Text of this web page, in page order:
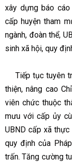
xây dựng báo
cấp huyện tham
ngành, đoàn thể,
sinh xã hội, quy
Tiếp tục tuyên
thiện, nâng cao
viên chức thuộc
mưu với cấp ủy
UBND cấp xã
quy định của
trấn. Tăng cường